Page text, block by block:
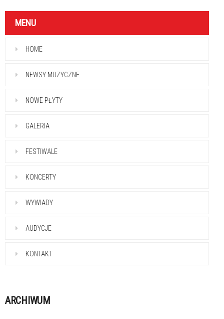
MENU
HOME
NEWSY MUZYCZNE
NOWE PŁYTY
GALERIA
FESTIWALE
KONCERTY
WYWIADY
AUDYCJE
KONTAKT
ARCHIWUM